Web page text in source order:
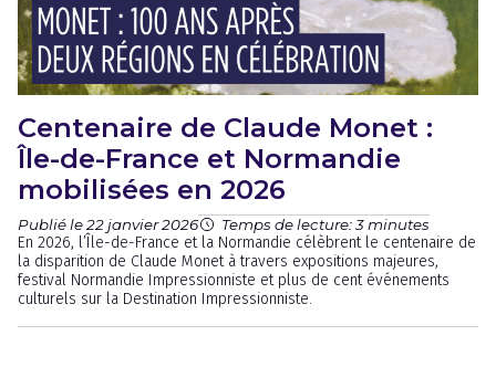
Centenaire de Claude Monet :
Île-de-France et Normandie
mobilisées en 2026
Publié le 22 janvier 2026 Temps de lecture: 3 minutes
En 2026, l’Île-de-France et la Normandie célèbrent le centenaire de
la disparition de Claude Monet à travers expositions majeures,
festival Normandie Impressionniste et plus de cent événements
culturels sur la Destination Impressionniste.